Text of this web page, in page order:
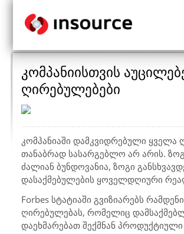
კომპანიისთვის
ღირებულებები
კომპანიაში დამკვიდრებული ყველა
თანაბრად სასარგებლო არ არის.
ძალიან ბუნდოვანია, ზოგი
დასაქმებულების ყოველდღიური
Forbes სტატიაში გვიზიარებს
ღირებულებას, რომელიც
დაეხმარებათ შექმნან